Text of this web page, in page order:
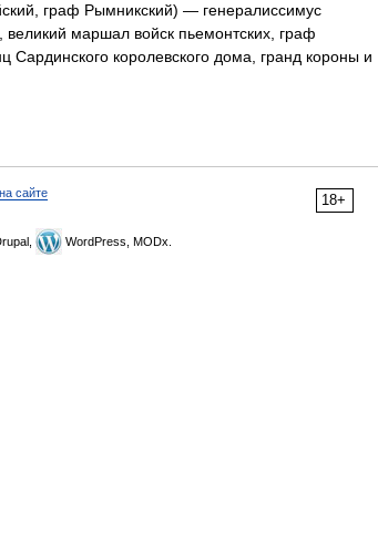
граф Рымникский) — генералиссимус
маршал войск пьемонтских, граф
королевского дома, гранд короны и
18+
сайте
WordPress, MODx.